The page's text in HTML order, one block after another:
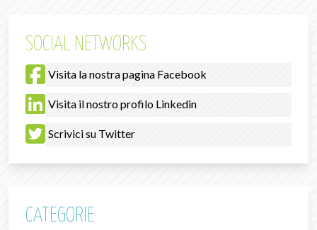
SOCIAL NETWORKS
Visita la nostra pagina Facebook
Visita il nostro profilo Linkedin
Scrivici su Twitter
CATEGORIE